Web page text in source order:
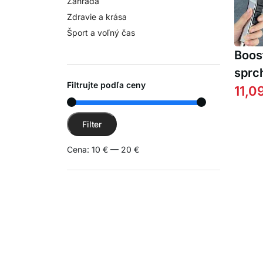
Zdravie a krása
Šport a voľný čas
Filtrujte podľa ceny
Minimálna cena
Maximálna cena
Filter
Cena: 10 € — 20 €